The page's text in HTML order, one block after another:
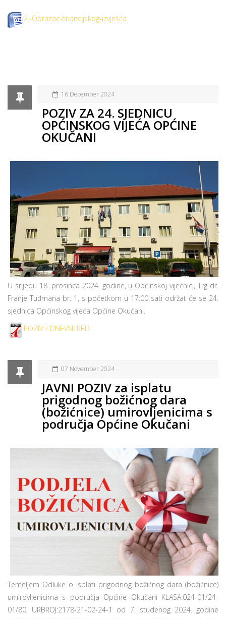
2.-Obrazac-financijskog-izvješća
16 December 2024
POZIV ZA 24. SJEDNICU
OPĆINSKOG VIJEĆA OPĆINE
OKUČANI
U srijedu 18. prosinca 2024. godine, u Općinskoj vijećnici, Trg dr.
Franje Tuđmana br. 1, s početkom u 17:00 sati održat će se 24.
sjednica Općinskog vijeća Općine Okučani.
POZIV / DNEVNI RED
07 November 2024
JAVNI POZIV za isplatu
prigodnog božićnog dara
(božićnice) umirovljenicima s
područja Općine Okučani
Temeljem Odluke o isplati prigodnog božićnog dara (božićnice)
umirovljenicima s područja Općine Okučani KLASA:024-01/24-
01/80, URBROJ:2178-21-02-24-1 od 7. studenog 2024. godine